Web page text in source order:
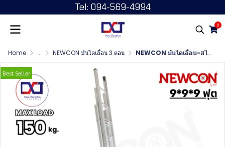
Tel: 094-569-4994
0
Home ... NEWCON บันไดเลื่อน 3 ตอน NEWCON บันไดเลื่อน-สไลด์ 3 ตอน ขนาด 9*9*9 ฟุต ยาว 6.90 เมตร
Best Seller